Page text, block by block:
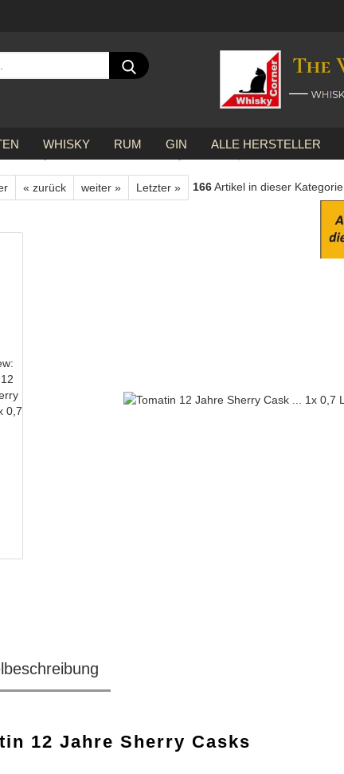
Suche...
WHISKY RUM GIN ALLE HERSTELLER
« zurück weiter » Letzter » 166Artikel in dieser Kategorie
12 Jahre Sherry Casks